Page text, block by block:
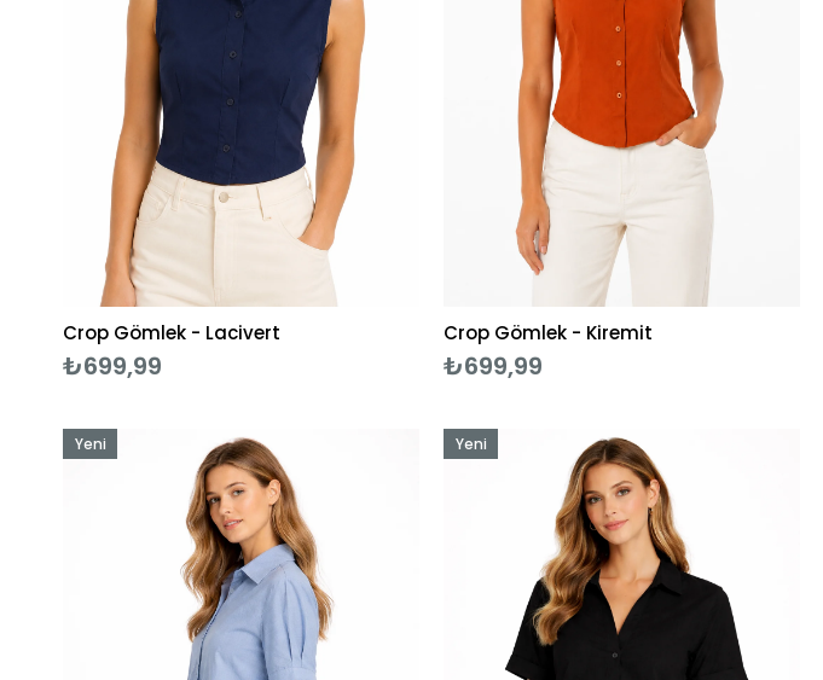
Crop Gömlek - Lacivert
₺699,99
Crop Gömlek - Kiremit
₺699,99
Yeni
Yeni